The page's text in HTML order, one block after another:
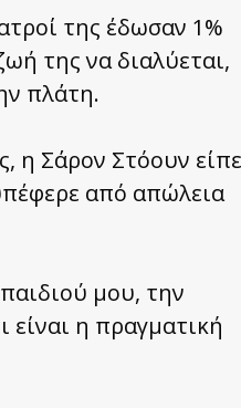
της έδωσαν 1%
της να διαλύεται,
πλάτη.
η Σάρον Στόουν είπε
από απώλεια
μου, την
η πραγματική